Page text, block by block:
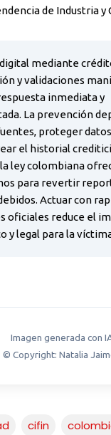
de Industria y
mediante
y validaciones
inmediata y
La prevención
proteger
el historial
ley colombiana
para revertir
Actuar con
oficiales reduce el
y legal para la
Imagen generada con
© Copyright: Natalia
cifin